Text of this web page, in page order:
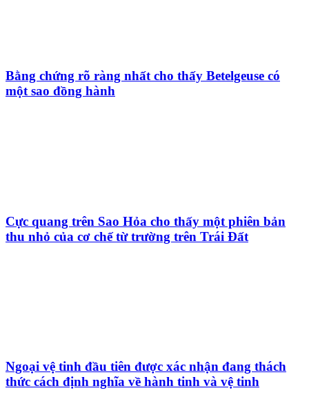
Bằng chứng rõ ràng nhất cho thấy Betelgeuse có
một sao đồng hành
Cực quang trên Sao Hỏa cho thấy một phiên bản
thu nhỏ của cơ chế từ trường trên Trái Đất
Ngoại vệ tinh đầu tiên được xác nhận đang thách
thức cách định nghĩa về hành tinh và vệ tinh